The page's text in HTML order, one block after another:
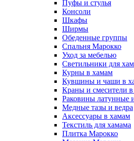
Пуфы и стулья
Консоли
Шкафы
Ширмы
Обеденные группы
Спальня Марокко
Уход за мебелью
Светильники для
Курны в хамам
Кувшины и чаши в
Краны и смесители
Раковины латунные
Медные тазы и ведра
Аксессуары в хамам
Текстиль для хамама
Плитка Марокко